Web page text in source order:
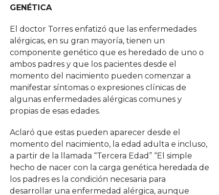
GENÉTICA
El doctor Torres enfatizó que las enfermedades
alérgicas, en su gran mayoría, tienen un
componente genético que es heredado de uno o
ambos padres y que los pacientes desde el
momento del nacimiento pueden comenzar a
manifestar síntomas o expresiones clínicas de
algunas enfermedades alérgicas comunes y
propias de esas edades.
Aclaró que estas pueden aparecer desde el
momento del nacimiento, la edad adulta e incluso,
a partir de la llamada “Tercera Edad” “El simple
hecho de nacer con la carga genética heredada de
los padres es la condición necesaria para
desarrollar una enfermedad alérgica, aunque